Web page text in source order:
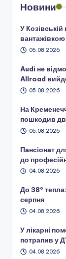
Новини
У Козівській
05.08.2026
Audi не
Allroad
05.08.2026
На
пошкодив
05.08.2026
Пансіонат
до
04.08.2026
До 38°
серпня
04.08.2026
У лікарні
потрапив у
04.08.2026